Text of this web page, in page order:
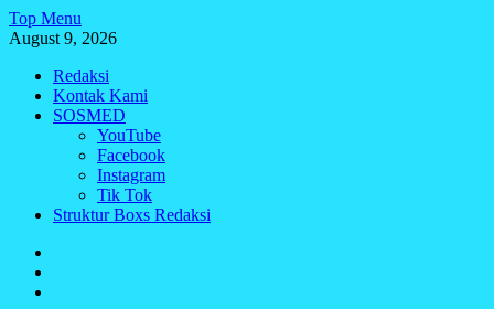
Skip
to
Top Menu
August 9, 2026
Redaksi
Kontak Kami
SOSMED
YouTube
Facebook
Instagram
Tik Tok
Struktur Boxs Redaksi